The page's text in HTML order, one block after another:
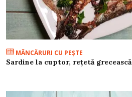
MÂNCĂRURI CU PEŞTE
Sardine la cuptor, rețetă grecească